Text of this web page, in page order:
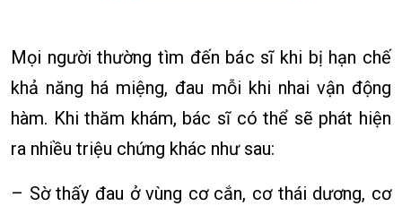
Mọi người thường tìm đến bác sĩ khi bị hạn chế
khả năng há miệng, đau mỗi khi nhai vận động
hàm. Khi thăm khám, bác sĩ có thể sẽ phát hiện
ra nhiều triệu chứng khác như sau:
– Sờ thấy đau ở vùng cơ cắn, cơ thái dương, cơ